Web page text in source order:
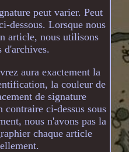
peut varier. Peut
dessous. Lorsque nous
article, nous utilisons
d'archives.
aura exactement la
la couleur de
de signature
ci-dessus sous
nous n'avons pas la
chaque article